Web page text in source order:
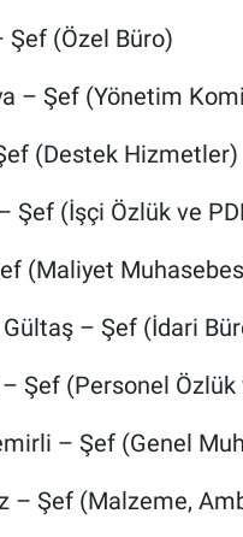
Şef (Özel Büro)
– Şef (Yönetim
(Destek Hizmetler)
Şef (İşçi Özlük ve
(Maliyet
– Şef (İdari
Şef (Personel Özlük
– Şef (Genel
– Şef (Malzeme,